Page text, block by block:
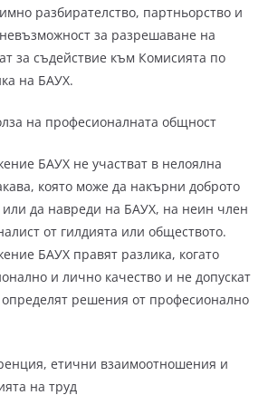
разбирателство, партньорство и
за разрешаване на
за съдействие към Комисията по
на БАУХ.
на професионалната общност
БАУХ не участват в нелоялна
която може да накърни доброто
да навреди на БАУХ, на неин член
от гилдията или обществото.
БАУХ правят разлика, когато
и лично качество и не допускат
решения от професионално
етични взаимоотношения и
на труд